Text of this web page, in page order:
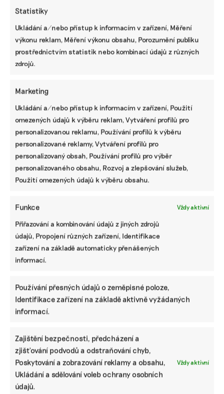
Statistiky
Ukládání a/nebo přístup k informacím v zařízení, Měření
výkonu reklam, Měření výkonu obsahu, Porozumění publiku
prostřednictvím statistik nebo kombinací údajů z různých
zdrojů.
Marketing
Ukládání a/nebo přístup k informacím v zařízení, Použití
omezených údajů k výběru reklam, Vytváření profilů pro
personalizovanou reklamu, Používání profilů k výběru
personalizované reklamy, Vytváření profilů pro
personalizovaný obsah, Používání profilů pro výběr
personalizovaného obsahu, Rozvoj a zlepšování služeb,
Použití omezených údajů k výběru obsahu.
Funkce Vždy aktivní
Přiřazování a kombinování údajů z jiných zdrojů
údajů, Propojení různých zařízení, Identifikace
zařízení na základě automaticky přenášených
informací.
Používání přesných údajů o zeměpisné poloze,
Identifikace zařízení na základě aktivně vyžádaných
informací.
Zajištění bezpečnosti, předcházení a
zjišťování podvodů a odstraňování chyb,
Poskytování a zobrazování reklamy a obsahu,
Ukládání a sdělování voleb ochrany osobních
údajů.
Vždy aktivní
Pomozte udržet důležité
informace dostupné všem.
Díky vaší podpoře se můžeme pustit do témat,
Přispějte na vznik obsahu.